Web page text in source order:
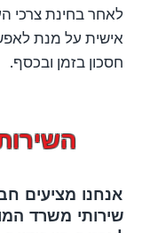
לאחר בחינת צרכי
אישית על מנת
חסכון בזמן ובכסף.
אנחנו מציעים
שירותי משרד